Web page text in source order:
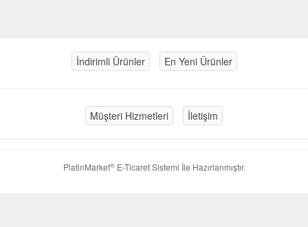
İndirimli Ürünler En Yeni Ürünler
Müşteri Hizmetleri İletişim
PlatinMarket®E-Ticaret Sistemi İle Hazırlanmıştır.